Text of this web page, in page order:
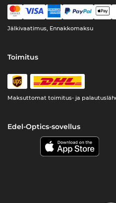
Jälkivaatimus, Ennakkomaksu
Toimitus
Maksuttomat toimitus- ja
Edel-Optics-sovellus